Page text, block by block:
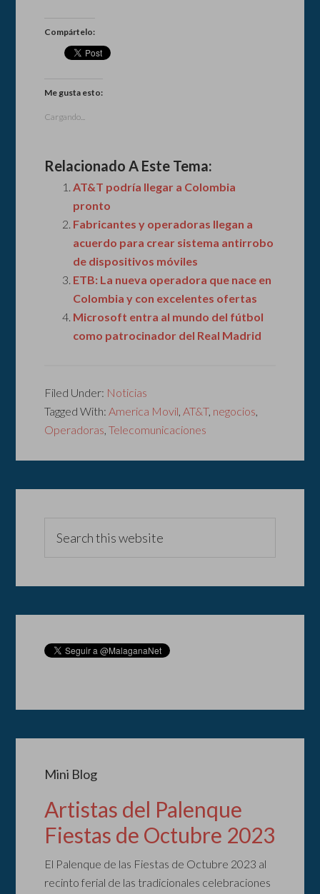
Compártelo:
Me gusta esto:
Cargando...
Relacionado A Este Tema:
AT&T podría llegar a Colombia
pronto
Fabricantes y operadoras llegan a
acuerdo para crear sistema antirrobo
de dispositivos móviles
ETB: La nueva operadora que nace en
Colombia y con excelentes ofertas
Microsoft entra al mundo del fútbol
como patrocinador del Real Madrid
Filed Under: Noticias
Tagged With:America Movil,AT&T, negocios,
Operadoras,Telecomunicaciones
Mini Blog
Artistas del Palenque
Fiestas de Octubre 2023
El Palenque de las Fiestas de Octubre 2023 al
recinto ferial de las tradicionales celebraciones